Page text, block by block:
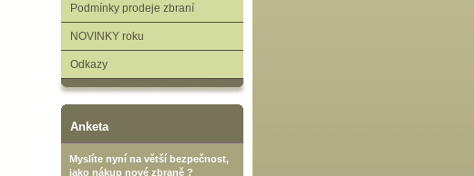
Podmínky prodeje zbraní
NOVINKY roku
Odkazy
Anketa
Myslíte nyní na větší bezpečnost,
jako nákup nové zbraně ?